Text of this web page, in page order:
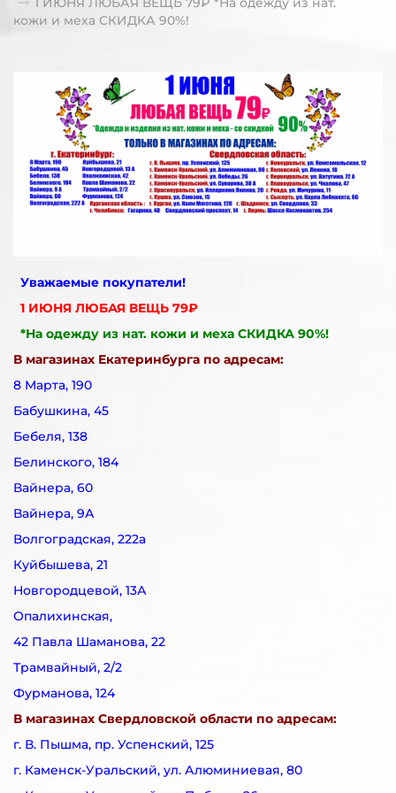
кожи и меха СКИДКА 90%!
Уважаемые покупатели!
1 ИЮНЯ ЛЮБАЯ ВЕЩЬ 79₽
*На одежду из нат. кожи и меха СКИДКА 90%!
В магазинах Екатеринбурга по адресам:
8 Марта, 190
Бабушкина, 45
Бебеля, 138
Белинского, 184
Вайнера, 60
Вайнера, 9А
Волгоградская, 222а
Куйбышева, 21
Новгородцевой, 13А
Опалихинская,
42 Павла Шаманова, 22
Трамвайный, 2/2
Фурманова, 124
В магазинах Свердловской области по адресам:
г. В. Пышма, пр. Успенский, 125
г. Каменск-Уральский, ул. Алюминиевая, 80